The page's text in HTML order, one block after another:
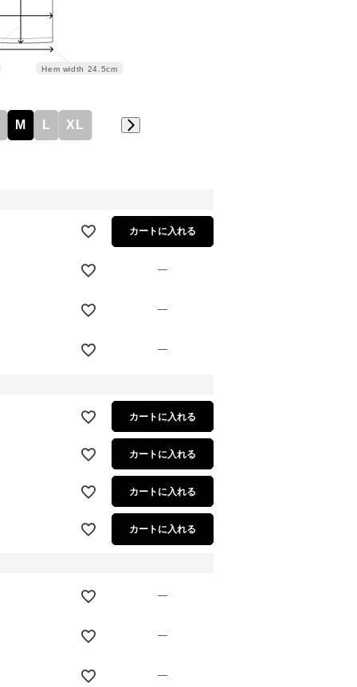
Hem width 24.5cm
M L XL
カートに入れる
—
—
—
カートに入れる
カートに入れる
カートに入れる
カートに入れる
—
—
—